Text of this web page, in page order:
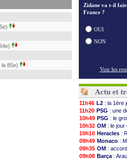
85e)
Zidane va t-il
France ?
OUI
NON
Voir les
Actu et
11h46 L2 : la 1ère
11h20 PSG : une
10h49 PSG : le
10h32 OM : le jour
10h10 Heracles :
09h49 Monaco :
09h35 OM :
09h08 Barça :